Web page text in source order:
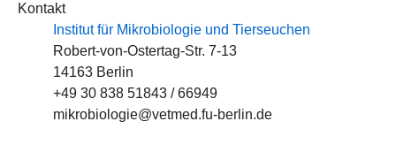
Kontakt
Institut für Mikrobiologie und Tierseuchen
Robert-von-Ostertag-Str. 7-13
14163 Berlin
+49 30 838 51843 / 66949
mikrobiologie@vetmed.fu-berlin.de